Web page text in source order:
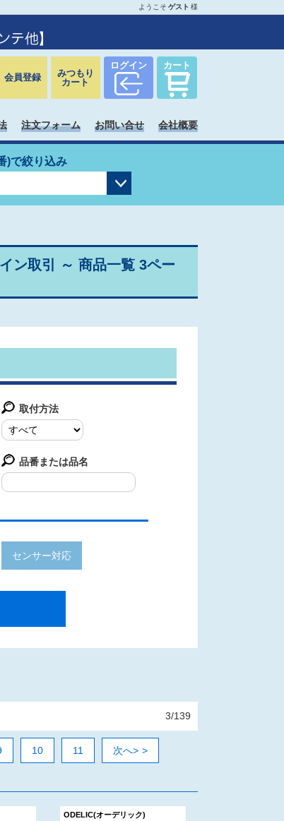
ようこそ ゲスト 様
会員登録
みつもり
カート
ログイン カート
注文フォーム お問い合せ 会社概要
)で絞り込み
ン取引 ～ 商品一覧 3ペー
取付方法
品番または品名
センサー対応
3/139
10 11 次へ>
ODELIC(オーデリック)